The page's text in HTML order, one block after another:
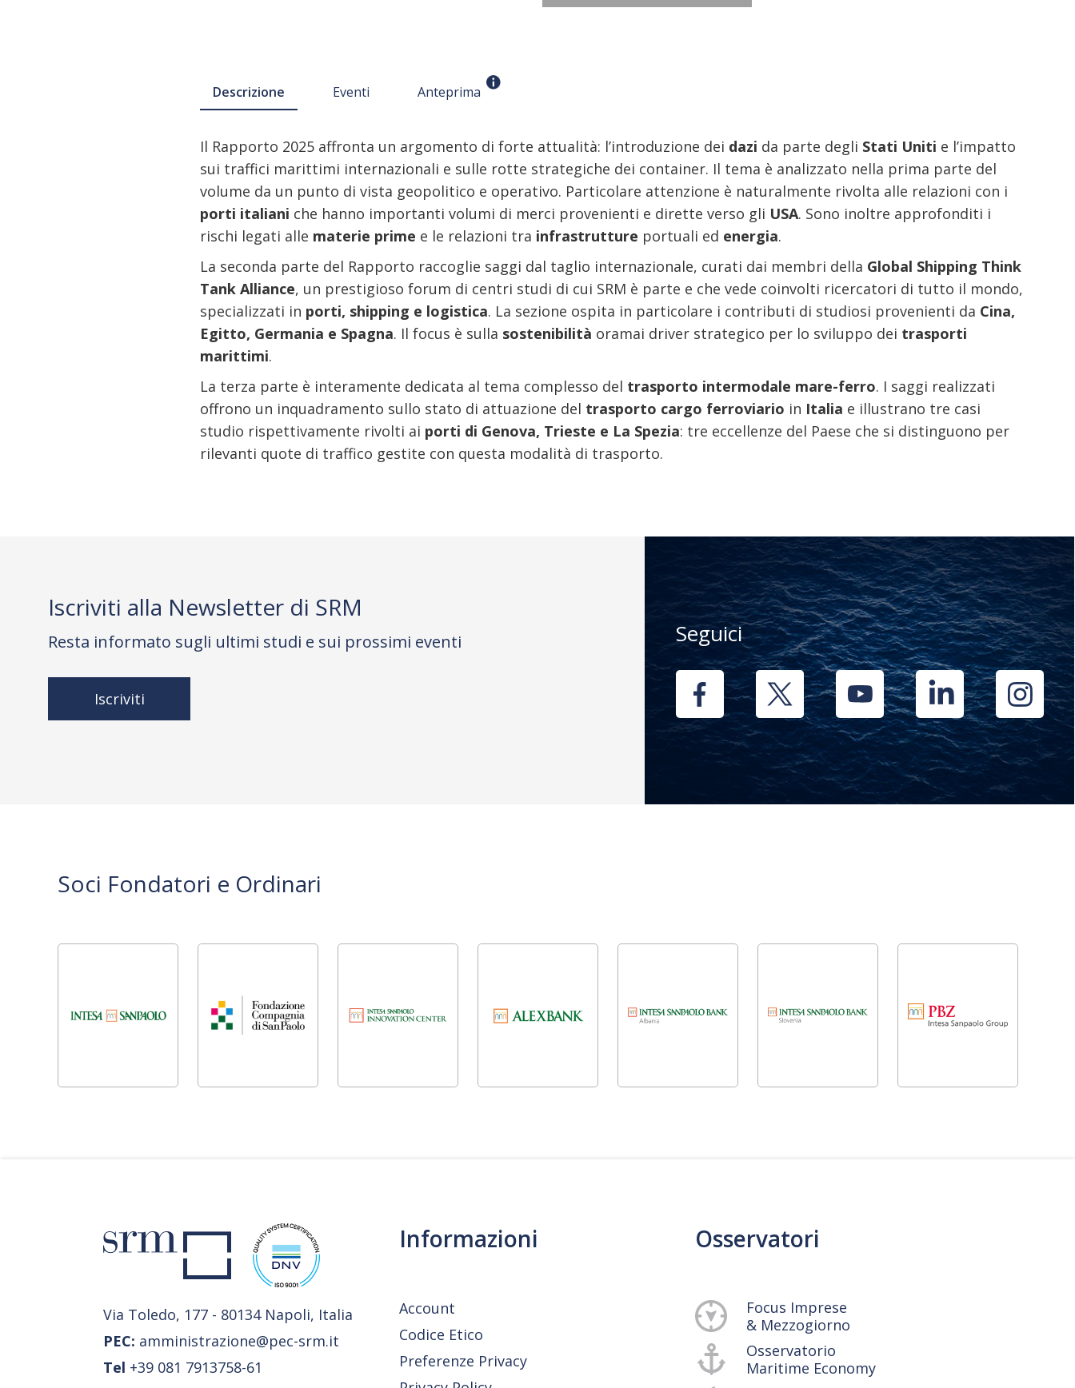
Descrizione Eventi Anteprima
Il Rapporto 2025 affronta un argomento di forte attualità: l’introduzione dei dazi da parte degli Stati Uniti e l’impatto
sui traffici marittimi internazionali e sulle rotte strategiche dei container. Il tema è analizzato nella prima parte del
volume da un punto di vista geopolitico e operativo. Particolare attenzione è naturalmente rivolta alle relazioni con i
porti italiani che hanno importanti volumi di merci provenienti e dirette verso gli USA. Sono inoltre approfonditi i
rischi legati alle materie prime e le relazioni tra infrastrutture portuali ed energia.
La seconda parte del Rapporto raccoglie saggi dal taglio internazionale, curati dai membri della Global Shipping Think
Tank Alliance, un prestigioso forum di centri studi di cui SRM è parte e che vede coinvolti ricercatori di tutto il mondo,
specializzati in porti, shipping e logistica. La sezione ospita in particolare i contributi di studiosi provenienti da Cina,
Egitto, Germania e Spagna. Il focus è sulla sostenibilità oramai driver strategico per lo sviluppo dei trasporti
marittimi.
La terza parte è interamente dedicata al tema complesso del trasporto intermodale mare-ferro. I saggi realizzati
offrono un inquadramento sullo stato di attuazione del trasporto cargo ferroviario in Italia e illustrano tre casi
studio rispettivamente rivolti ai porti di Genova, Trieste e La Spezia: tre eccellenze del Paese che si distinguono per
rilevanti quote di traffico gestite con questa modalità di trasporto.
Iscriviti alla Newsletter di SRM
Resta informato sugli ultimi studi e sui prossimi eventi
Iscriviti
Seguici
Soci Fondatori e Ordinari
Via Toledo, 177 - 80134 Napoli, Italia
PEC: amministrazione@pec-srm.it
Tel +39 081 7913758-61
Informazioni
Account
Codice Etico
Preferenze Privacy
Osservatori
Focus Imprese
& Mezzogiorno
Osservatorio
Maritime Economy